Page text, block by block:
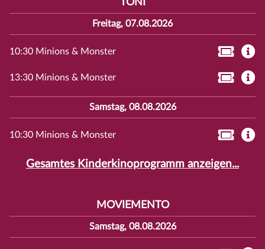
TONI
Freitag, 07.08.2026
10:30 Minions & Monster
13:30 Minions & Monster
Samstag, 08.08.2026
10:30 Minions & Monster
Gesamtes Kinderkinoprogramm anzeigen...
MOVIEMENTO
Samstag, 08.08.2026